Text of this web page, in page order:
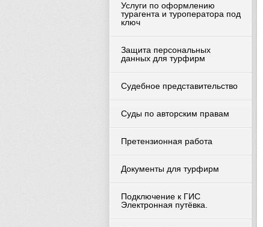
Услуги по оформлению
турагента и туроператора под
ключ
Защита персональных
данных для турфирм
Судебное представительство
Суды по авторским правам
Претензионная работа
Документы для турфирм
Подключение к ГИС
Электронная путёвка.